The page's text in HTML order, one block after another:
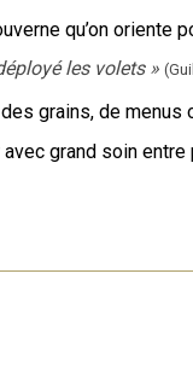
qu’on
les volets »
grains, de menus
grand soin